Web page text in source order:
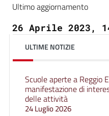
Ultimo aggiornamento
26 Aprile 2023,
ULTIME NOTIZIE
Scuole aperte a Reggio
manifestazione di
delle attività
24 Luglio 2026